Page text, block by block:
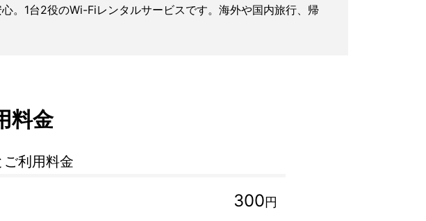
。1台2役のWi-Fiレンタルサービスです。海外や国内旅行、帰
料金
利用料金
300円